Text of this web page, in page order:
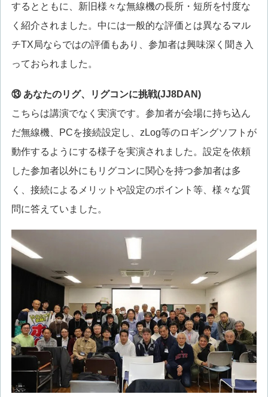
するとともに、新旧様々な無線機の長所・短所を忖度な
く紹介されました。中には一般的な評価とは異なるマル
チTX局ならではの評価もあり、参加者は興味深く聞き入
っておられました。
⑬ あなたのリグ、リグコンに挑戦(JJ8DAN)
こちらは講演でなく実演です。参加者が会場に持ち込ん
だ無線機、PCを接続設定し、zLog等のロギングソフトが
動作するようにする様子を実演されました。設定を依頼
した参加者以外にもリグコンに関心を持つ参加者は多
く、接続によるメリットや設定のポイント等、様々な質
問に答えていました。